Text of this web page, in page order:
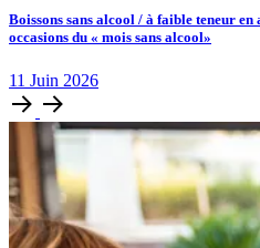
Boissons sans alcool / à faible teneur
occasions du « mois sans alcool»
11 Juin 2026